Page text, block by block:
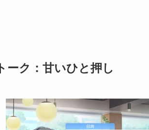
ーク：甘いひと押し